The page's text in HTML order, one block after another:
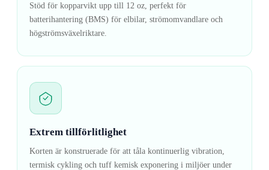
Stöd för kopparvikt upp till 12 oz, perfekt för
batterihantering (BMS) för elbilar, strömomvandlare och
högströmsväxelriktare.
Extrem tillförlitlighet
Korten är konstruerade för att tåla kontinuerlig vibration,
termisk cykling och tuff kemisk exponering i miljöer under